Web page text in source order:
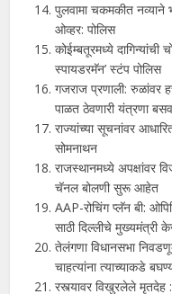
पुलवामा चकमकीत नव्याने
ओव्हर: पोलिस
कोईम्बतूरमध्ये
स्पायडरमॅन’ स्टंप पोलिस
गजराज प्रणाली: रुळांवर
पाळत ठेवणारी यंत्रणा
राज्यांच्या सूचनांवर
सोमनाथन
राजस्थानमध्ये अपक्षांवर
चॅनल बोलणी सुरू आहेत
AAP-रोचिंग प्लॅन बी:
साठी दिल्लीचे मुख्यमंत्री
तेलंगणा विधानसभा
चाहत्यांना त्याच्याकडे
रस्त्यावर विखुरलेले